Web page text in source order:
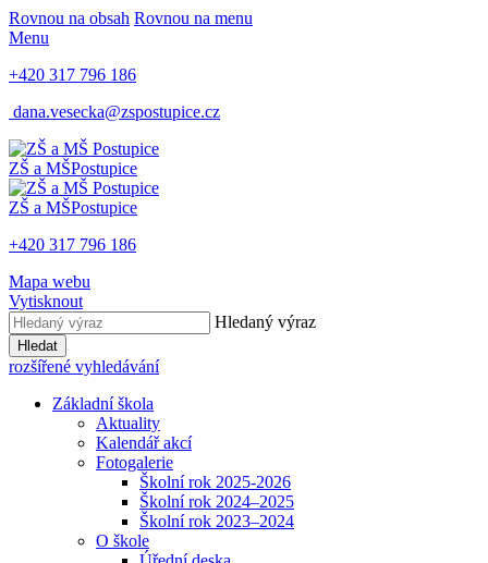
Rovnou na obsah Rovnou na menu
Menu
+420 317 796 186
dana.vesecka@zspostupice.cz
ZŠ a MŠPostupice
ZŠ a MŠPostupice
+420 317 796 186
Mapa webu
Vytisknout
Hledaný výraz
Hledat
rozšířené vyhledávání
Základní škola
Aktuality
Kalendář akcí
Fotogalerie
Školní rok 2025-2026
Školní rok 2024–2025
Školní rok 2023–2024
O škole